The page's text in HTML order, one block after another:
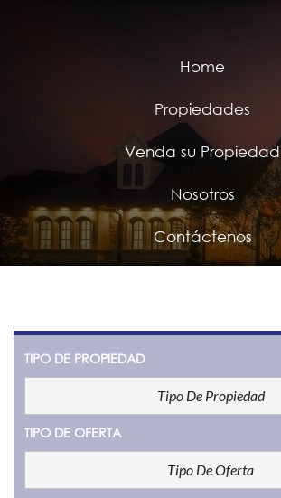
Home
Propiedades
Venda su Propiedad
Nosotros
Contáctenos
TIPO DE PROPIEDAD
Tipo De Propiedad
TIPO DE OFERTA
Tipo De Oferta